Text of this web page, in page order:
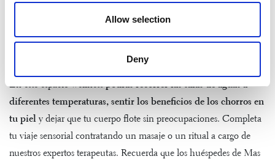
Allow selection
Deny
No te vayas de Mas Salagros sin visitar uno de nuestros espacios
AIRE Ancient Baths. Un lugar iluminado bajo la
suave luz de las velas en el que podrás sentir cómo tu cuerpo y
mente se relajan completamente.
En este espacio wellnesspodrás recorrer las salas de aguas a
diferentes temperaturas, sentir los beneficios de los chorros en
tu piel y dejar que tu cuerpo flote sin preocupaciones. Completa
tu viaje sensorial contratando un masaje o un ritual a cargo de
nuestros expertos terapeutas. Recuerda que los huéspedes de Mas